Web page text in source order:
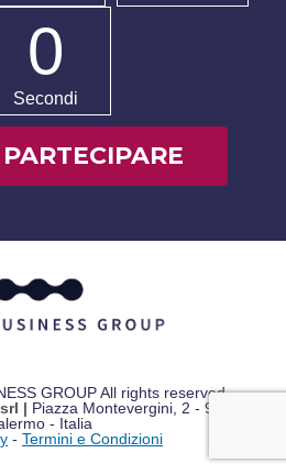
0
Secondi
GROUPAll rights reserved.
| Piazza Montevergini, 2 - 90134 -
- Italia
- Termini e Condizioni